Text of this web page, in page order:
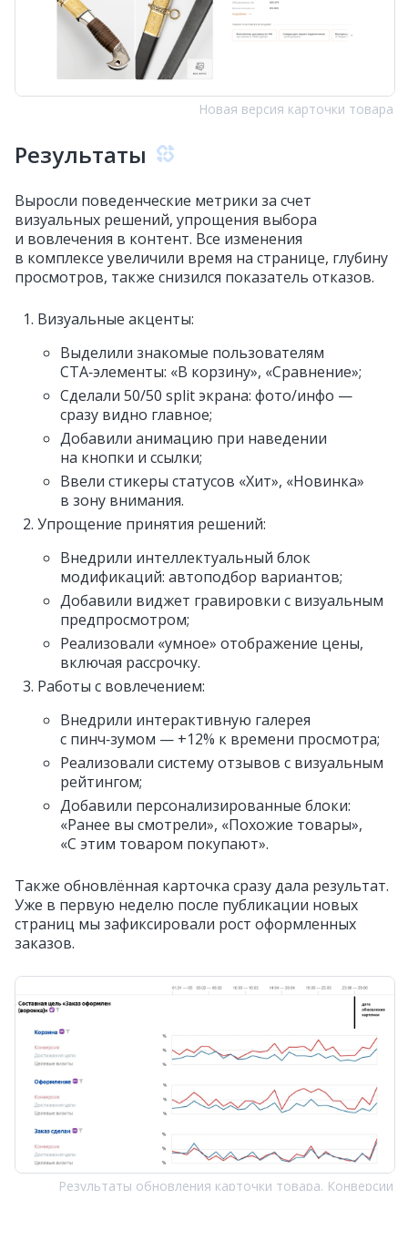
Новая версия карточки товара
Результаты
Выросли поведенческие метрики за счет
визуальных решений, упрощения выбора
и вовлечения в контент. Все изменения
в комплексе увеличили время на странице, глубину
просмотров, также снизился показатель отказов.
Визуальные акценты:
Выделили знакомые пользователям
CTA‑элементы: «В корзину», «Сравнение»;
Сделали 50/50 split экрана: фото/инфо —
сразу видно главное;
Добавили анимацию при наведении
на кнопки и ссылки;
Ввели стикеры статусов «Хит», «Новинка»
в зону внимания.
Упрощение принятия решений:
Внедрили интеллектуальный блок
модификаций: автоподбор вариантов;
Добавили виджет гравировки с визуальным
предпросмотром;
Реализовали «умное» отображение цены,
включая рассрочку.
Работы с вовлечением:
Внедрили интерактивную галерея
с пинч‑зумом — +12% к времени просмотра;
Реализовали систему отзывов с визуальным
рейтингом;
Добавили персонализированные блоки:
«Ранее вы смотрели», «Похожие товары»,
«С этим товаром покупают».
Также обновлённая карточка сразу дала результат.
Уже в первую неделю после публикации новых
страниц мы зафиксировали рост оформленных
заказов.
Результаты обновления карточки товара. Конверсии